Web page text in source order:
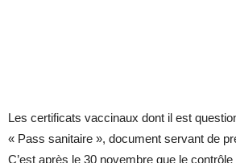
Les certificats vaccinaux dont il est
« Pass sanitaire », document servant de
C’est après le 30 novembre que le